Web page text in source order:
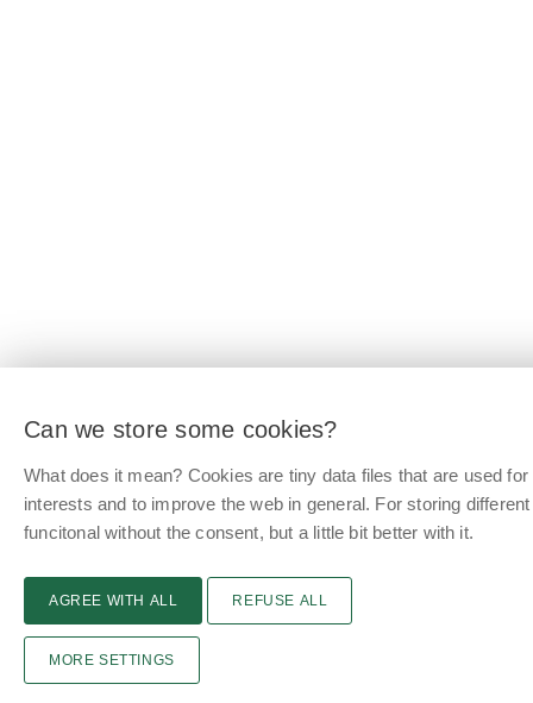
Can we store some cookies?
What does it mean? Cookies are tiny data files that are used
interests and to improve the web in general. For storing
funcitonal without the consent, but a little bit better with it.
AGREE WITH ALL REFUSE ALL
MORE SETTINGS